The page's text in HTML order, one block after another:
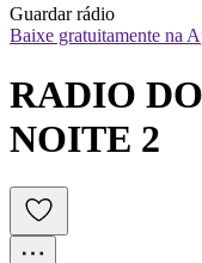
Guardar rádio
Baixe gratuitamente na
RADIO
NOITE 2